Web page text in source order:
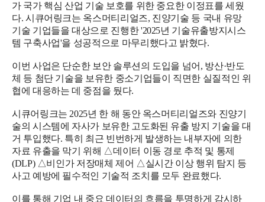
가 국가 핵심 산업 기술 보호를 위한 중요한 이정표를 세웠
다. 시큐어링크는 옥스머티리얼즈, 진양기술 등 국내 유망
기술 기업들을 대상으로 진행한 '2025년 기술유출방지시스
템 구축사업'을 성공적으로 마무리했다고 밝혔다.
이번 사업은 단순한 보안 솔루션의 도입을 넘어, 방산·반도
체 등 첨단 기술을 보유한 중소기업들이 직면한 실질적인 위
협에 대응하는 데 중점을 뒀다.
시큐어링크는 2025년 한 해 동안 옥스머티리얼즈와 진양기
술의 시스템에 자사가 보유한 고도화된 유출 방지 기술을 대
거 투입했다. 특히 최근 빈번하게 발생하는 내부자에 의한
자료 유출을 막기 위해 △데이터 이동 경로 추적 및 통제
(DLP) △비인가 저장매체 제어 △실시간 이상 행위 탐지 등
사고 예방에 필수적인 기술적 조치를 모두 완료했다.
이를 통해 기업 내 중요 데이터의 흐름을 투명하게 감시하